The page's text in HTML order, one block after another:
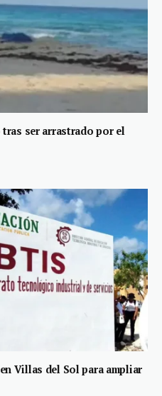
ser arrastrado por el
Villas del Sol para ampliar